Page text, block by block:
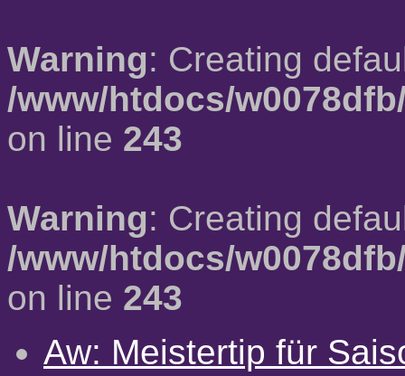
Warning: Creating
/www/htdocs/
on line 243
Warning: Creating
/www/htdocs/
on line 243
Aw: Meistertip für